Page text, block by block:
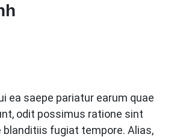
ea saepe pariatur earum quae
odit possimus ratione sint
fugiat tempore. Alias,